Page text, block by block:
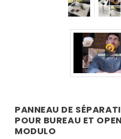
PANNEAU DE
POUR BUREAU ET
MODULO